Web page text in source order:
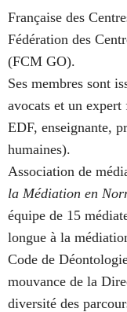
Française des
Fédération des
(FCM GO).
Ses membres sont
avocats et un expert
EDF, enseignante,
humaines).
Association de
la Médiation en
équipe de 15
longue à la
Code de
mouvance de la
diversité des